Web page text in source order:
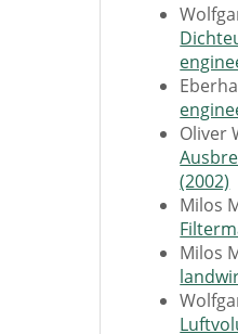
Oliver
(2002)
Milos
Milos